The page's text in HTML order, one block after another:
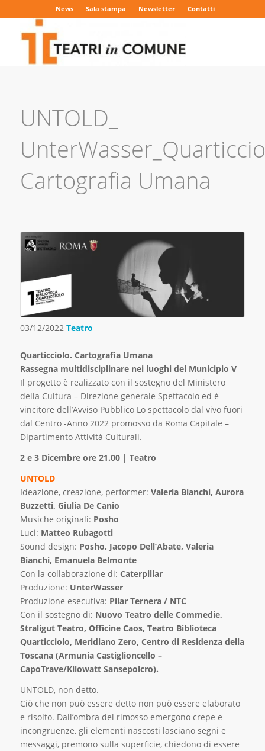
News Sala stampa Newsletter Contatti
UNTOLD_
Cartografia Umana
03/12/2022 Teatro
Quarticciolo. Cartografia Umana
Rassegna multidisciplinare nei luoghi del Municipio V
Il progetto è realizzato con il sostegno del Ministero
della Cultura – Direzione generale Spettacolo ed è
vincitore dell’Avviso Pubblico Lo spettacolo dal vivo fuori
dal Centro -Anno 2022 promosso da Roma Capitale –
Dipartimento Attività Culturali.
2 e 3 Dicembre ore 21.00 | Teatro
UNTOLD
Ideazione, creazione, performer: Valeria Bianchi, Aurora
Buzzetti, Giulia De Canio
Musiche originali: Posho
Luci: Matteo Rubagotti
Sound design: Posho, Jacopo Dell’Abate, Valeria
Bianchi, Emanuela Belmonte
Con la collaborazione di: Caterpillar
Produzione: UnterWasser
Produzione esecutiva: Pilar Ternera / NTC
Con il sostegno di: Nuovo Teatro delle Commedie,
Straligut Teatro, Officine Caos, Teatro Biblioteca
Quarticciolo, Meridiano Zero, Centro di Residenza della
Toscana (Armunia Castiglioncello –
CapoTrave/Kilowatt Sansepolcro).
UNTOLD, non detto.
Ciò che non può essere detto non può essere elaborato
e risolto. Dall’ombra del rimosso emergono crepe e
incongruenze, gli elementi nascosti lasciano segni e
messaggi, premono sulla superficie, chiedono di essere